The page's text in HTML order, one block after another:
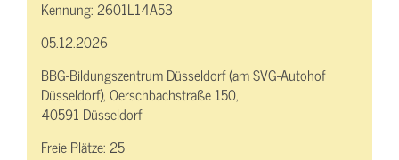
Kennung:2601L14A53
05.12.2026
BBG-Bildungszentrum Düsseldorf (am SVG-Autohof
Düsseldorf), Oerschbachstraße 150,
40591 Düsseldorf
Freie Plätze:25